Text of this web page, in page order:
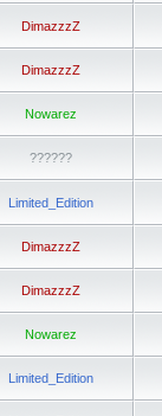
DimazzzZ
DimazzzZ
Nowarez
??????
Limited_Edition
DimazzzZ
DimazzzZ
Nowarez
Limited_Edition